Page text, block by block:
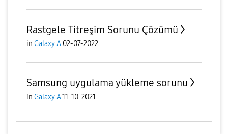
Rastgele Titreşim Sorunu Çözümü
in Galaxy A 02-07-2022
Samsung uygulama yükleme sorunu
in Galaxy A11-10-2021